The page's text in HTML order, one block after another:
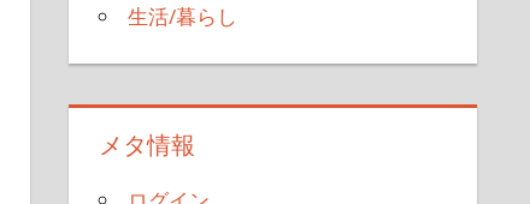
生活/暮らし
メタ情報